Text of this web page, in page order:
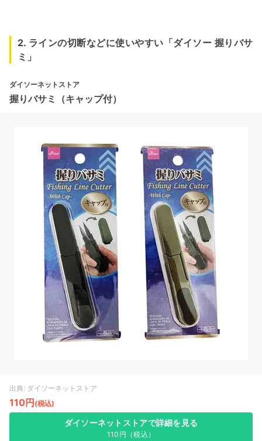
2. ラインの切断などに使いやすい「ダイソー 握りバサ
ミ」
ダイソーネットストア
握りバサミ（キャップ付）
出典: ダイソーネットストア
110円 (税込)
ダイソーネットストアで詳細を見る
110円（税込）